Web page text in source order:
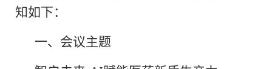
知如下：
一、会议主题